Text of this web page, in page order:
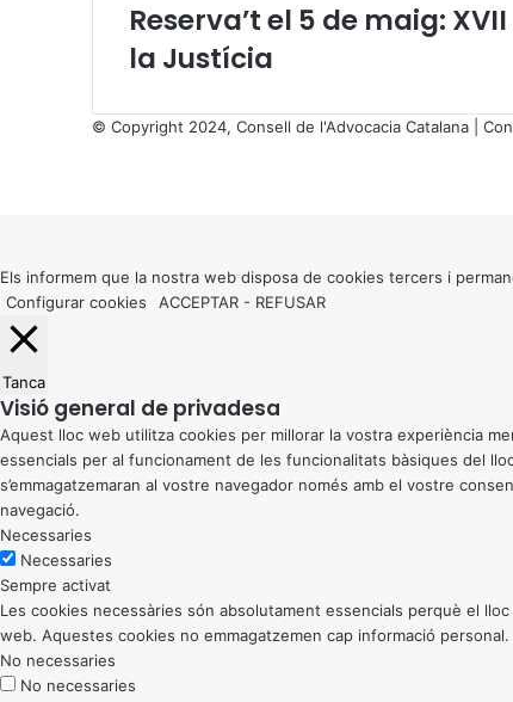
Reserva’t el 5 de maig:
la Justícia
© Copyright 2024, Consell de l'Advocacia Catalana |
button
Els informem que la nostra web disposa de cookies tercers i
Configurar cookies
ACCEPTAR - REFUSAR
Tanca
Visió general de privadesa
Aquest lloc web utilitza cookies per millorar la vostra experiència
essencials per al funcionament de les funcionalitats bàsiques del
s’emmagatzemaran al vostre navegador només amb el vostre
navegació.
Necessaries
Necessaries
Sempre activat
Les cookies necessàries són absolutament essencials perquè el
web. Aquestes cookies no emmagatzemen cap informació personal.
No necessaries
No necessaries